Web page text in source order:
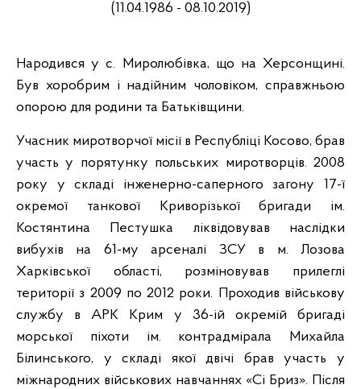
(11.04.1986 - 08.10.2019)
Народився у с. Миролюбівка, що на Херсонщині.
Був хоробрим і надійним чоловіком, справжньою
опорою для родини та Батьківщини.
Учасник миротворчої місії в Республіці Косово, брав
участь у порятунку польських миротворців. 2008
року у складі інженерно-саперного загону 17-ї
окремої танкової Криворізької бригади ім.
Костянтина Пестушка ліквідовував наслідки
вибухів на 61-му арсеналі ЗСУ в м. Лозова
Харківської області, розміновував прилеглі
території з 2009 по 2012 роки. Проходив військову
службу в АРК Крим у 36-ій окремій бригаді
морської піхоти ім. контрадмірала Михайла
Білинського, у складі якої двічі брав участь у
міжнародних військових навчаннях «Сі Бриз». Після